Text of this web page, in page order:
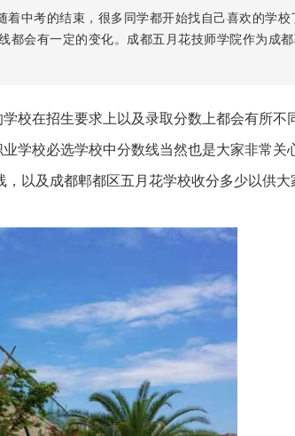
中考的结束，很多同学都开始找自己喜欢的学校
都会有一定的变化。成都五月花技师学院作为成都
校在招生要求上以及录取分数上都会有所不
学校必选学校中分数线当然也是大家非常关
以及成都郫都区五月花学校收分多少以供大